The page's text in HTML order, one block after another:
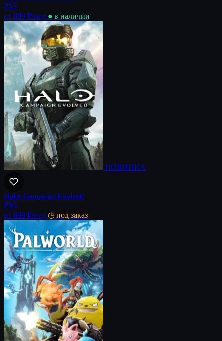
PS5
от 899 ₽/нед ● в наличии
НОВИНКА
Halo: Campaign Evolved
PS5
от 899 ₽/нед ◷ под заказ